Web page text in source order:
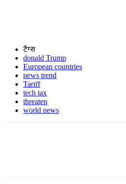
टैग्स
donald Trump
European countries
news trend
Tariff
tech tax
threaten
world news